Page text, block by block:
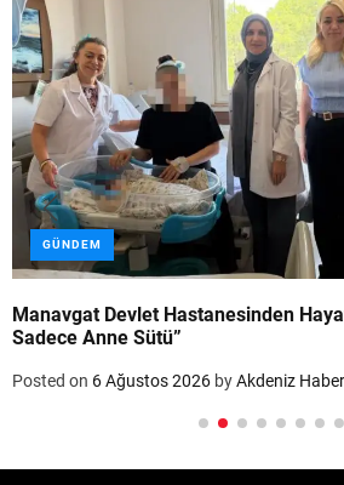
GÜNDEM
Manavgat Devlet Hastanesinden
Sadece Anne Sütü”
Posted on 6 Ağustos 2026 byAkdeniz Haber